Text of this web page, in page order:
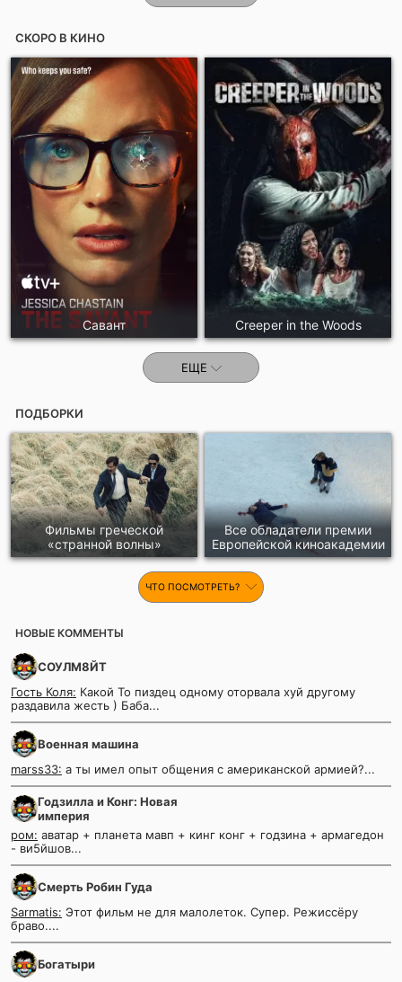
СКОРО В КИНО
Савант Creeper in the Woods
ЕЩЕ
ПОДБОРКИ
Фильмы греческой
«странной волны»
Все обладатели премии
Европейской киноакадемии
ЧТО ПОСМОТРЕТЬ?
НОВЫЕ КОММЕНТЫ
СОУЛМ8ЙТ
Гость Коля: Какой То пиздец одному оторвала хуй другому
раздавила жесть ) Баба...
Военная машина
marss33: а ты имел опыт общения с американской армией?...
Годзилла и Конг: Новая
империя
ром: аватар + планета мавп + кинг конг + годзина + армагедон
- ви5йшов...
Смерть Робин Гуда
Sarmatis: Этот фильм не для малолеток. Супер. Режиссёру
браво....
Богатыри